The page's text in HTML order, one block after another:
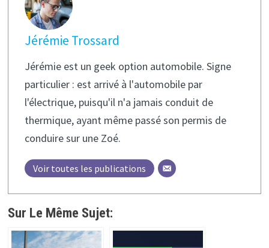
Jérémie Trossard
Jérémie est un geek option automobile. Signe
particulier : est arrivé à l'automobile par
l'électrique, puisqu'il n'a jamais conduit de
thermique, ayant même passé son permis de
conduire sur une Zoé.
Voir toutes les publications
Sur Le Même Sujet: